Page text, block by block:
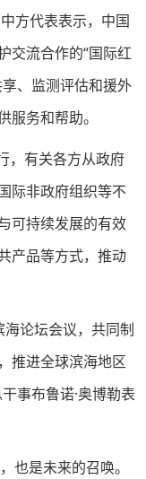
方代表表示，中国
交流合作的“国际红
、监测评估和援外
务和帮助。
，有关各方从政府
际非政府组织等不
可持续发展的有效
产品等方式，推动
论坛会议，共同制
推进全球滨海地区
事布鲁诺·奥博勒表
也是未来的召唤。